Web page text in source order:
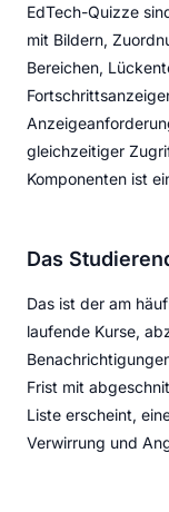
EdTech-Quizze
mit Bildern,
Bereichen,
gleichzeitiger
Komponenten ist
Das
Das ist der am
laufende Kurse,
Frist mit
Liste erscheint,
Verwirrung und